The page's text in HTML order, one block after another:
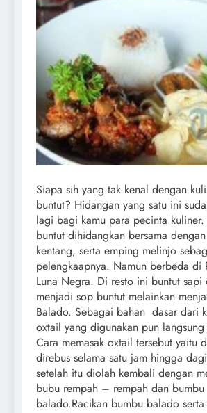
Siapa sih yang tak kenal dengan
buntut? Hidangan yang satu ini
lagi bagi kamu para pecinta kuliner.
buntut dihidangkan bersama
kentang, serta emping melinjo
pelengkaapnya. Namun berbeda di
Luna Negra. Di resto ini buntut
menjadi sop buntut melainkan
Balado. Sebagai bahan dasar dari
oxtail yang digunakan pun
Cara memasak oxtail tersebut yaitu
direbus selama satu jam hingga
setelah itu diolah kembali dengan
bubu rempah – rempah dan bumbu
balado.Racikan bumbu balado